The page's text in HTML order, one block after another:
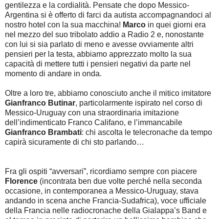
gentilezza e la cordialità. Pensate che dopo Messico-
Argentina si è offerto di farci da autista accompagnandoci al
nostro hotel con la sua macchina! Marco in quei giorni era
nel mezzo del suo tribolato addio a Radio 2 e, nonostante
con lui si sia parlato di meno e avesse ovviamente altri
pensieri per la testa, abbiamo apprezzato molto la sua
capacità di mettere tutti i pensieri negativi da parte nel
momento di andare in onda.
Oltre a loro tre, abbiamo conosciuto anche il mitico imitatore
Gianfranco Butinar, particolarmente ispirato nel corso di
Messico-Uruguay con una straordinaria imitazione
dell’indimenticato Franco Califano, e l’immancabile
Gianfranco Brambati: chi ascolta le telecronache da tempo
capirà sicuramente di chi sto parlando…
Fra gli ospiti “avversari”, ricordiamo sempre con piacere
Florence (incontrata ben due volte perché nella seconda
occasione, in contemporanea a Messico-Uruguay, stava
andando in scena anche Francia-Sudafrica), voce ufficiale
della Francia nelle radiocronache della Gialappa’s Band e